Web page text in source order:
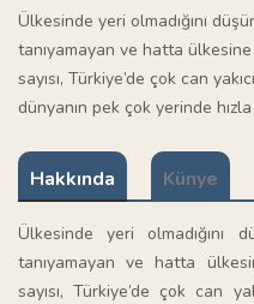
Ülkesinde yeri olmadığını
tanıyamayan ve hatta
sayısı, Türkiye’de çok can
dünyanın pek çok yerinde hızla
Hakkında Künye
Ülkesinde yeri olmadığını
tanıyamayan ve hatta
sayısı, Türkiye’de çok can